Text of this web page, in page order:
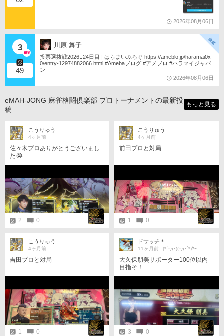
2026年08月06日
3
49
川原 舞子
投票選抜戦2026󾇟24日目 | はらまいぶろぐ https://ameblo.jp/haramai0x
0/entry-12974882066.html #Amebaブログ #アメブロ #ハラマイジャパ
ン
2026年08月06日
eMAH-JONG 麻雀格闘倶楽部 プロトーナメントの最新投
稿
もっと見る
こうりゅう
4ヶ月前
佐々木プロありがとうございまし
た😭
2 0
こうりゅう
4ヶ月前
前田プロと対局
1 0
こうりゅう
4ヶ月前
吉田プロと対局
1 0
ドサッチ＊
11ヶ月前 (*´･д･)(･д･`*)ﾈｰ
大久保朋美サポーター100位以内
目指そ！
3 0